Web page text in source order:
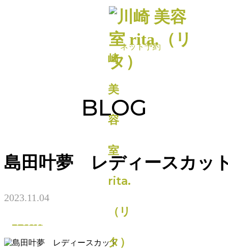
BLOG
島田叶夢 レディースカッ
2023.11.04